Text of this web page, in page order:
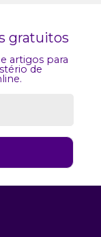
gratuitos
artigos para
de